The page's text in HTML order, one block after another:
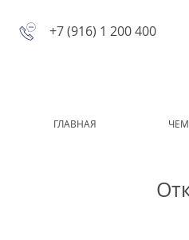
+7 (916) 1 200 400
ГЛАВНАЯ